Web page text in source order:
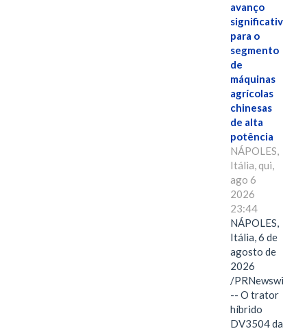
avanço
significativo
para o
segmento
de
máquinas
agrícolas
chinesas
de alta
potência
NÁPOLES,
Itália, qui,
ago 6
2026
23:44
NÁPOLES,
Itália, 6 de
agosto de
2026
/PRNewswire/
-- O trator
híbrido
DV3504 da